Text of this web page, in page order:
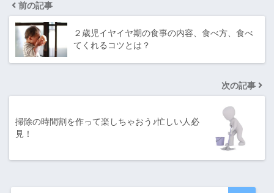
前の記事
２歳児イヤイヤ期の食事の内容、食べ方、食べ
てくれるコツとは？
次の記事
掃除の時間割を作って楽しちゃおう♪忙しい人必
見！